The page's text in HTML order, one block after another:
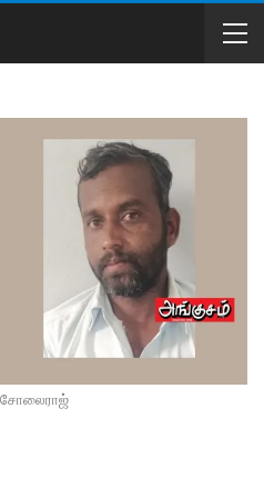
சோலைராஜ்